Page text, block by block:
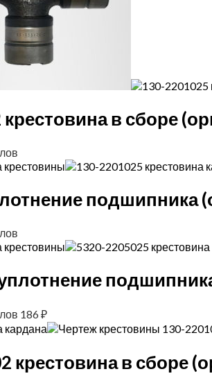
в сборе
подшипника
186₽
крестовина в сборе